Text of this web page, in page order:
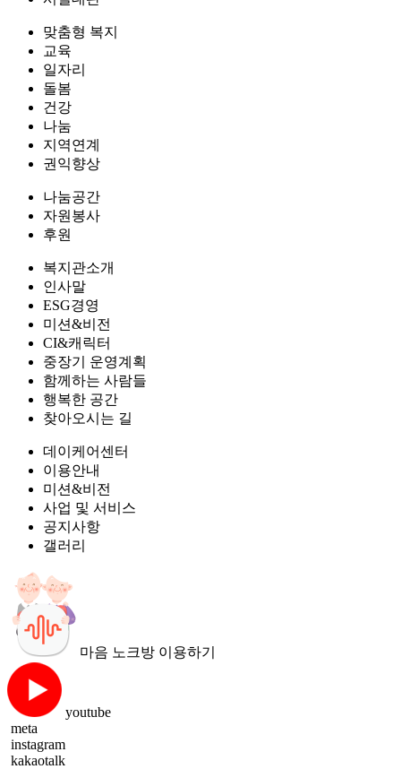
맞춤형 복지
교육
일자리
돌봄
건강
나눔
지역연계
권익향상
나눔공간
자원봉사
후원
복지관소개
인사말
ESG경영
미션&비전
CI&캐릭터
중장기 운영계획
함께하는 사람들
행복한 공간
찾아오시는 길
데이케어센터
이용안내
미션&비전
사업 및 서비스
공지사항
갤러리
마음 노크방 이용하기
youtube
meta
instagram
kakaotalk